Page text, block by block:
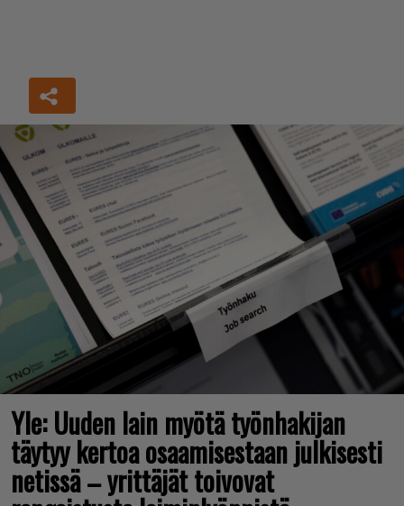
Yle: Uuden lain myötä työnhakijan
täytyy kertoa osaamisestaan julkisesti
netissä – yrittäjät toivovat